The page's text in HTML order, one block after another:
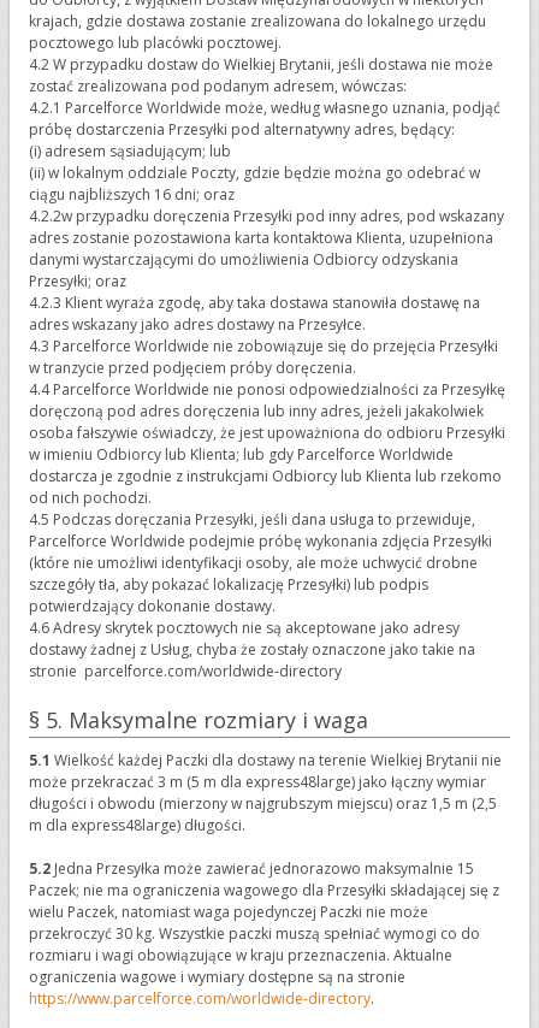
krajach, gdzie dostawa zostanie zrealizowana do lokalnego urzędu
pocztowego lub placówki pocztowej.
4.2 W przypadku dostaw do Wielkiej Brytanii, jeśli dostawa nie może
zostać zrealizowana pod podanym adresem, wówczas:
4.2.1 Parcelforce Worldwide może, według własnego uznania, podjąć
próbę dostarczenia Przesyłki pod alternatywny adres, będący:
(i) adresem sąsiadującym; lub
(ii) w lokalnym oddziale Poczty, gdzie będzie można go odebrać w
ciągu najbliższych 16 dni; oraz
4.2.2w przypadku doręczenia Przesyłki pod inny adres, pod wskazany
adres zostanie pozostawiona karta kontaktowa Klienta, uzupełniona
danymi wystarczającymi do umożliwienia Odbiorcy odzyskania
Przesyłki; oraz
4.2.3 Klient wyraża zgodę, aby taka dostawa stanowiła dostawę na
adres wskazany jako adres dostawy na Przesyłce.
4.3 Parcelforce Worldwide nie zobowiązuje się do przejęcia Przesyłki
w tranzycie przed podjęciem próby doręczenia.
4.4 Parcelforce Worldwide nie ponosi odpowiedzialności za Przesyłkę
doręczoną pod adres doręczenia lub inny adres, jeżeli jakakolwiek
osoba fałszywie oświadczy, że jest upoważniona do odbioru Przesyłki
w imieniu Odbiorcy lub Klienta; lub gdy Parcelforce Worldwide
dostarcza je zgodnie z instrukcjami Odbiorcy lub Klienta lub rzekomo
od nich pochodzi.
4.5 Podczas doręczania Przesyłki, jeśli dana usługa to przewiduje,
Parcelforce Worldwide podejmie próbę wykonania zdjęcia Przesyłki
(które nie umożliwi identyfikacji osoby, ale może uchwycić drobne
szczegóły tła, aby pokazać lokalizację Przesyłki) lub podpis
potwierdzający dokonanie dostawy.
4.6 Adresy skrytek pocztowych nie są akceptowane jako adresy
dostawy żadnej z Usług, chyba że zostały oznaczone jako takie na
stronie parcelforce.com/worldwide-directory
§ 5. Maksymalne rozmiary i waga
5.1 Wielkość każdej Paczki dla dostawy na terenie Wielkiej Brytanii nie
może przekraczać 3 m (5 m dla express48large) jako łączny wymiar
długości i obwodu (mierzony w najgrubszym miejscu) oraz 1,5 m (2,5
m dla express48large) długości.
5.2 Jedna Przesyłka może zawierać jednorazowo maksymalnie 15
Paczek; nie ma ograniczenia wagowego dla Przesyłki składającej się z
wielu Paczek, natomiast waga pojedynczej Paczki nie może
przekroczyć 30 kg. Wszystkie paczki muszą spełniać wymogi co do
rozmiaru i wagi obowiązujące w kraju przeznaczenia. Aktualne
ograniczenia wagowe i wymiary dostępne są na stronie
https://www.parcelforce.com/worldwide-directory.